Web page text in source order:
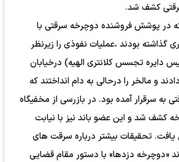
کشف شد.
در پوشش فروشنده دوچرخه سرقتی با
گذاشته بودند ،عملیات نفوذی را زیرنظر
دایره تجسس کلانتری الهیه) درخیابان
و مالخر را درحالی به دام انداختند که
به سرقرار آمده بود. در بازرسی از مخفیگاه
دوچرخه کشف شد و این عضو باند نیز با نیابت
تحقیقات بیشتر درباره سرقت های
«دوچرخه دزدها» با دستور مقام قضایی